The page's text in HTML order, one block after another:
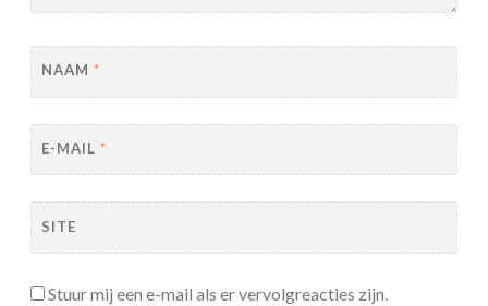
NAAM *
E-MAIL *
SITE
Stuur mij een e-mail als er vervolgreacties zijn.